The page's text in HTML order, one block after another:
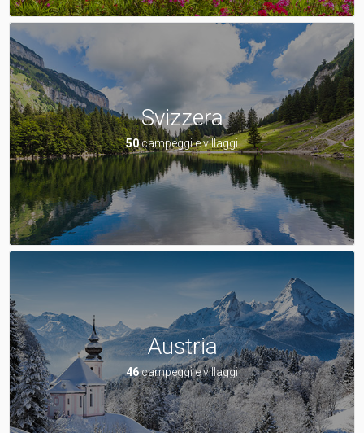
Svizzera
50campeggi e villaggi
Austria
46campeggi e villaggi